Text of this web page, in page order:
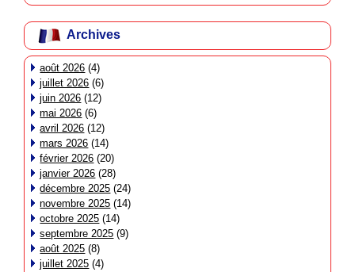
Archives
août 2026 (4)
juillet 2026 (6)
juin 2026 (12)
mai 2026 (6)
avril 2026 (12)
mars 2026 (14)
février 2026 (20)
janvier 2026 (28)
décembre 2025 (24)
novembre 2025 (14)
octobre 2025 (14)
septembre 2025 (9)
août 2025 (8)
juillet 2025 (4)